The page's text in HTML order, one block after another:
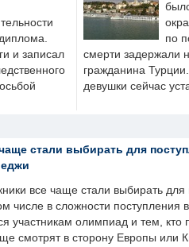
и записал
по
смерти задержали
гражданина
девушки сейчас
стали выбирать для
все чаще стали выбирать
числе в сложности поступления
участникам олимпиад и тем, кто
смотрят в сторону Европы или